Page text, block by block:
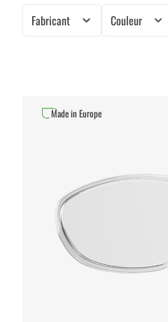
Fabricant Couleur
Made in Europe